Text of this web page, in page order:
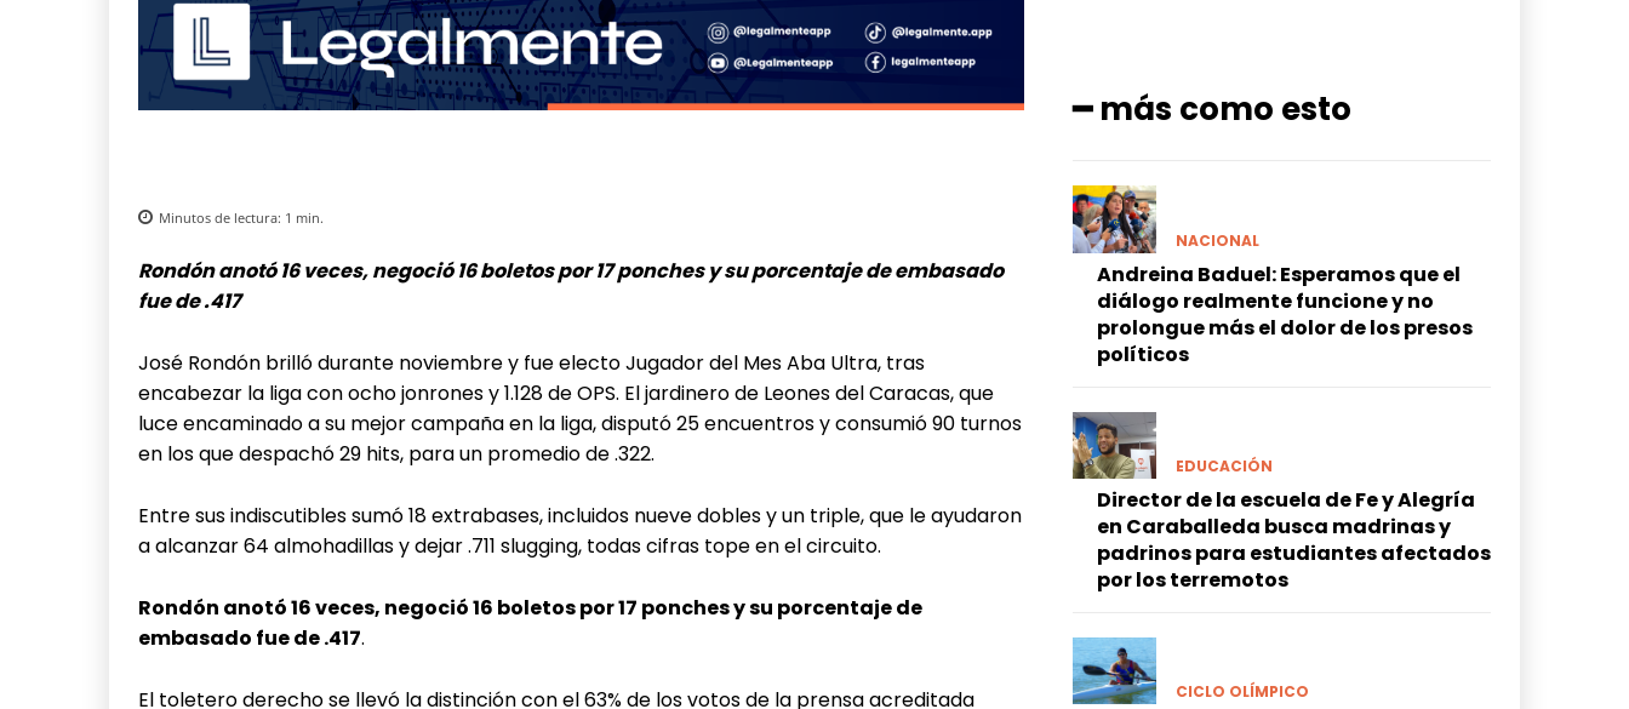
Minutos de lectura: 1 min.
Rondón anotó 16 veces, negoció 16 boletos por 17 ponches y su porcentaje de embasado
fue de .417
José Rondón brilló durante noviembre y fue electo Jugador del Mes Aba Ultra, tras
encabezar la liga con ocho jonrones y 1.128 de OPS. El jardinero de Leones del Caracas, que
luce encaminado a su mejor campaña en la liga, disputó 25 encuentros y consumió 90 turnos
en los que despachó 29 hits, para un promedio de .322.
Entre sus indiscutibles sumó 18 extrabases, incluidos nueve dobles y un triple, que le ayudaron
a alcanzar 64 almohadillas y dejar .711 slugging, todas cifras tope en el circuito.
Rondón anotó 16 veces, negoció 16 boletos por 17 ponches y su porcentaje de
embasado fue de .417.
El toletero derecho se llevó la distinción con el 63% de los votos de la prensa acreditada
━ más como esto
NACIONAL
Andreina Baduel: Esperamos que el
diálogo realmente funcione y no
prolongue más el dolor de los presos
políticos
EDUCACIÓN
Director de la escuela de Fe y Alegría
en Caraballeda busca madrinas y
padrinos para estudiantes afectados
por los terremotos
CICLO OLÍMPICO